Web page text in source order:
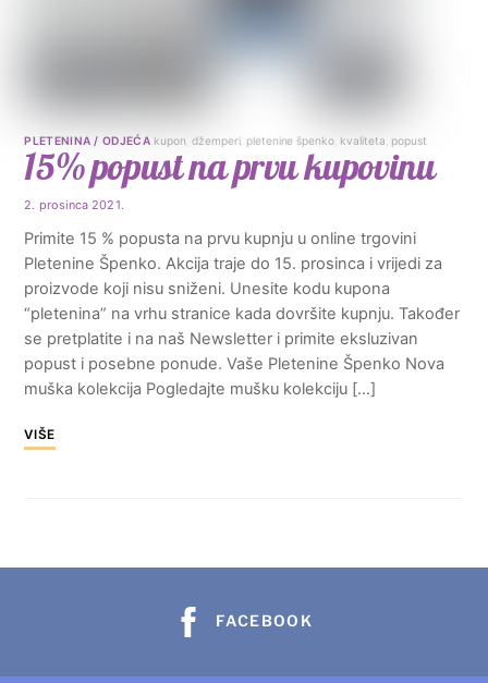
PLETENINA / ODJEĆA kupon, džemperi, pletenine špenko, kvaliteta, popust
15% popust na prvu kupovinu
2. prosinca 2021.
Primite 15 % popusta na prvu kupnju u online trgovini
Pletenine Špenko. Akcija traje do 15. prosinca i vrijedi za
proizvode koji nisu sniženi. Unesite kodu kupona
“pletenina” na vrhu stranice kada dovršite kupnju. Također
se pretplatite i na naš Newsletter i primite eksluzivan
popust i posebne ponude. Vaše Pletenine Špenko Nova
muška kolekcija Pogledajte mušku kolekciju […]
VIŠE
FACEBOOK